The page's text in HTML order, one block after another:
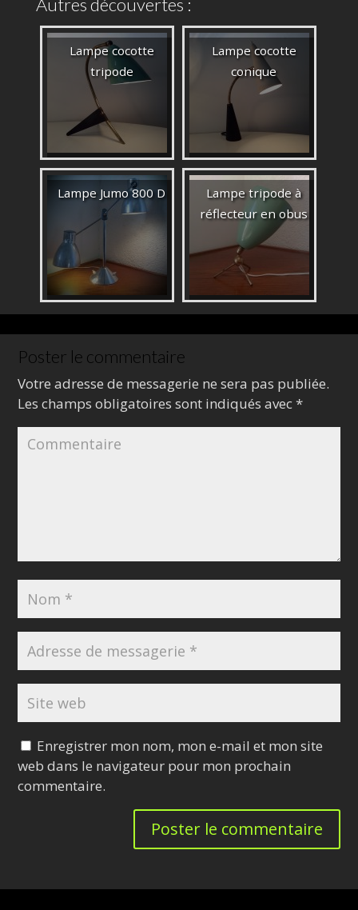
Autres découvertes :
Lampe cocotte
tripode
Lampe cocotte
conique
Lampe Jumo 800 D
Lampe tripode à
réflecteur en obus
Poster le commentaire
Votre adresse de messagerie ne sera pas publiée.
Les champs obligatoires sont indiqués avec*
Enregistrer mon nom, mon e-mail et mon site
web dans le navigateur pour mon prochain
commentaire.